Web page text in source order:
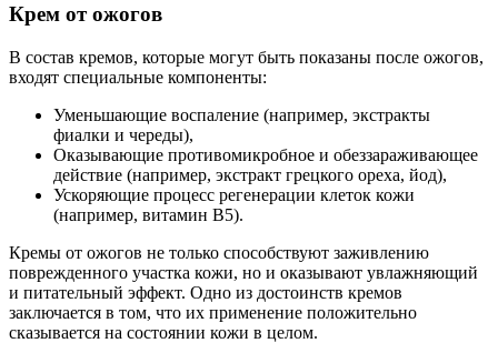
Крем от ожогов
В состав кремов, которые могут быть показаны после ожогов,
входят специальные компоненты:
Уменьшающие воспаление (например, экстракты
фиалки и череды),
Оказывающие противомикробное и обеззараживающее
действие (например, экстракт грецкого ореха, йод),
Ускоряющие процесс регенерации клеток кожи
(например, витамин В5).
Кремы от ожогов не только способствуют заживлению
поврежденного участка кожи, но и оказывают увлажняющий
и питательный эффект. Одно из достоинств кремов
заключается в том, что их применение положительно
сказывается на состоянии кожи в целом.